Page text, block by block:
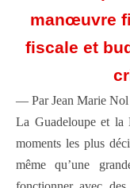
manœuvre
fiscale et
— Par Jean Marie
La Guadeloupe et la
moments les plus
même qu’une